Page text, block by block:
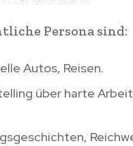
Persona sind:
Autos, Reisen.
über harte